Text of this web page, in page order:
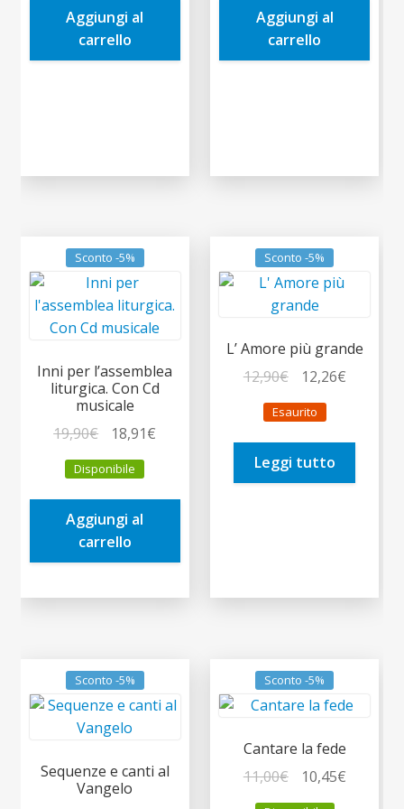
12,00€.
Aggiungi al
carrello
12,00€.
Aggiungi al
carrello
Sconto -5%
Inni per l’assemblea
liturgica. Con Cd
musicale
19,90€
prezzo
originale
era:
19,90€.
18,91€
è:
Disponibile
Aggiungi al
carrello
Sconto -5%
L’ Amore più grande
12,90€
prezzo
originale
era:
12,90€.
12,26€Il
è:
Esaurito
Leggi tutto
Sconto -5%
Sequenze e canti al
Vangelo
Sconto -5%
Cantare la fede
11,00€
prezzo
10,45€Il